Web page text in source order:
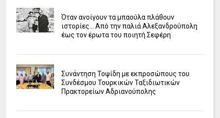
Όταν ανοίγουν τα μπαούλα πλάθουν
ιστορίες... Από την παλιά Αλεξανδρούπολη
έως τον έρωτα του ποιητή Σεφέρη
Συνάντηση Τοψίδη με εκπροσώπους του
Συνδέσμου Τουρκικών Ταξιδιωτικών
Πρακτορείων Αδριανούπολης